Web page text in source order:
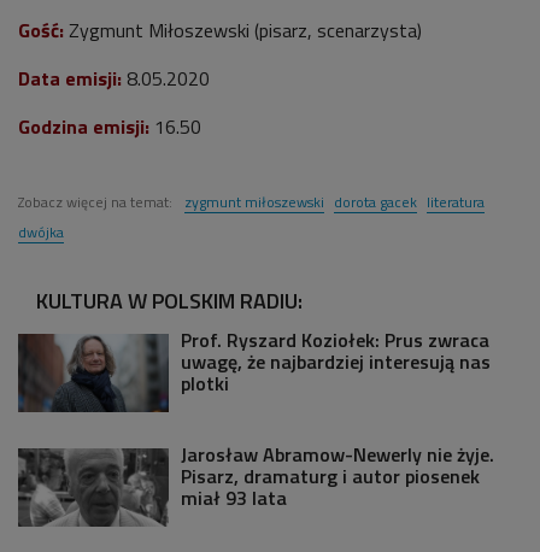
Gość: Zygmunt Miłoszewski (pisarz, scenarzysta)
Data emisji: 8.05.2020
Godzina emisji: 16.50
Zobacz więcej na temat: zygmunt miłoszewski dorota gacek literatura
dwójka
KULTURA W POLSKIM RADIU:
Prof. Ryszard Koziołek: Prus zwraca
uwagę, że najbardziej interesują nas
plotki
Jarosław Abramow-Newerly nie żyje.
Pisarz, dramaturg i autor piosenek
miał 93 lata